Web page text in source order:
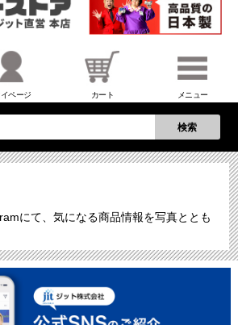
ページ カート メニュー
検索
にて、気になる商品情報を写真ととも